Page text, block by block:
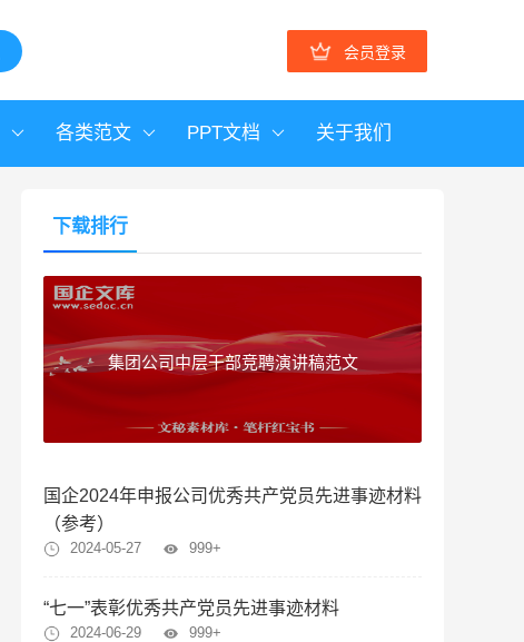
会员登录
各类范文 PPT文档 关于我们
下载排行
集团公司中层干部竞聘演讲稿范文
国企2024年申报公司优秀共产党员先进事迹材料
（参考）
2024-05-27 999+
“七一”表彰优秀共产党员先进事迹材料
2024-06-29 999+